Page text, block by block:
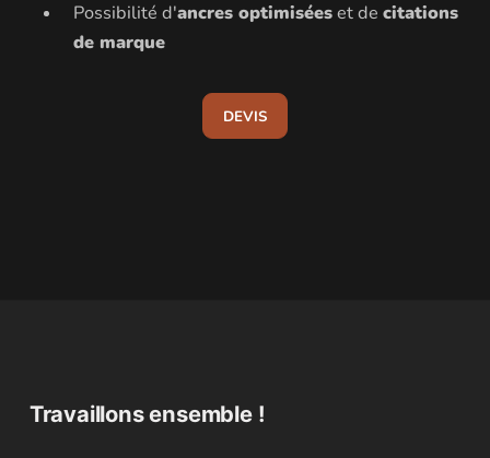
Possibilité d'ancres optimiséeset de citations
de marque
DEVIS
Travaillons ensemble !